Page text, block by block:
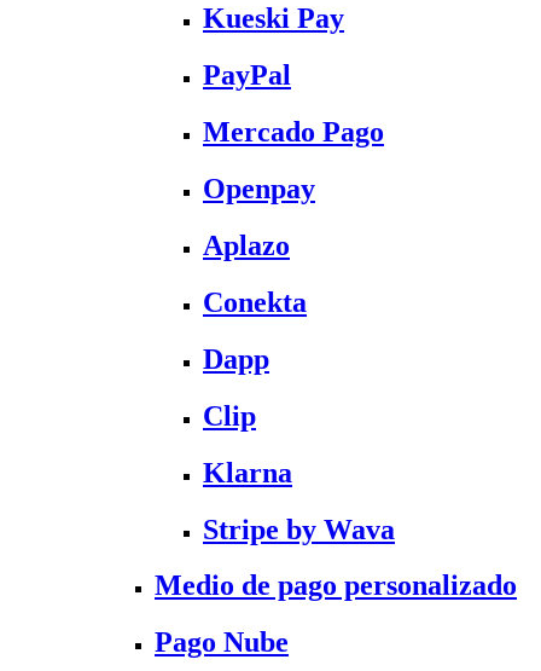
Kueski Pay
PayPal
Mercado Pago
Openpay
Aplazo
Conekta
Dapp
Clip
Klarna
Stripe by Wava
Medio de pago personalizado
Pago Nube